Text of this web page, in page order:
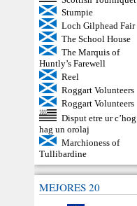
Stumpie
Loch Gilphead Fair
The School House
The Marquis of
Huntly’s Farewell
Reel
Roggart Volunteers
Roggart Volunteers
Disput etre ur c’hog
hag un orolaj
Marchioness of
Tullibardine
MEJORES 20